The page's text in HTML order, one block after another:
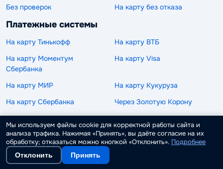
Без проверок
На карту без отказа
Платежные системы
На карту Тинькофф
На карту ВТБ
На карту Моментум
Сбербанка
На карту Visa
На карту МИР
На карту Кукуруза
На карту Сбербанка
Через Золотую Корону
Денежным переводом
На карту Маэстро
На кредитную карту
На счет
На карту онлайн
Мы используем файлы cookie для корректной работы сайта и
анализа трафика. Нажимая «Принять», вы даёте согласие на их
обработку; отказаться можно кнопкой «Отклонить». Подробнее
Отклонить Принять